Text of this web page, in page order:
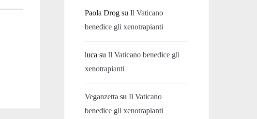
Paola Drog suIl Vaticano
benedice gli xenotrapianti
luca suIl Vaticano benedice gli
xenotrapianti
Veganzetta suIl Vaticano
benedice gli xenotrapianti